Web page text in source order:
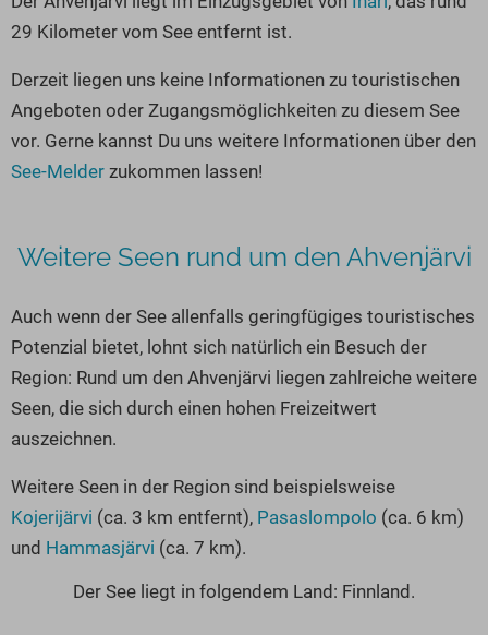
Glamping
Seen in Europa
Österreich
Schweiz
Frankreich
Niederlande
alle Länder…
29 Kilometer vom See entfernt ist.
Derzeit liegen uns keine Informationen zu touristischen
Angeboten oder Zugangsmöglichkeiten zu diesem See
vor. Gerne kannst Du uns weitere Informationen über den
See-Melder zukommen lassen!
Weitere Seen rund um den Ahvenjärvi
Auch wenn der See allenfalls geringfügiges touristisches
Potenzial bietet, lohnt sich natürlich ein Besuch der
Region: Rund um den Ahvenjärvi liegen zahlreiche weitere
Seen, die sich durch einen hohen Freizeitwert
auszeichnen.
Weitere Seen in der Region sind beispielsweise
Kojerijärvi (ca. 3 km entfernt), Pasaslompolo (ca. 6 km)
und Hammasjärvi (ca. 7 km).
Der See liegt in folgendem Land: Finnland.